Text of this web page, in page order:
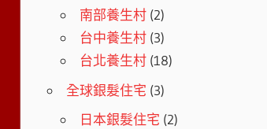
南部養生村(2)
台中養生村(3)
台北養生村(18)
全球銀髮住宅 (3)
日本銀髮住宅 (2)